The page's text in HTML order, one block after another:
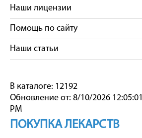
Наши лицензии
Помощь по сайту
Наши статьи
В каталоге: 12192
Обновление от: 8/10/2026 12:05:01
PM
ПОКУПКА ЛЕКАРСТВ